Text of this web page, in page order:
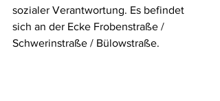
sozialer Verantwortung. Es befindet
sich an der Ecke Frobenstraße /
Schwerinstraße / Bülowstraße.